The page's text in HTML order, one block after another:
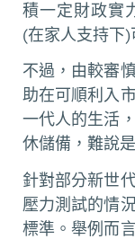
積一定財政實
(在家人支持下)
不過，由較審
助在可順利入
一代人的生活
休儲備，難說
針對部分新世
壓力測試的情
標準。舉例而